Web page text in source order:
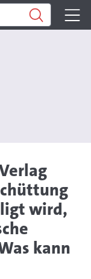
wird,
kann